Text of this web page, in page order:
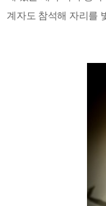
계자도 참석해 자리를